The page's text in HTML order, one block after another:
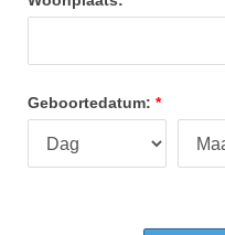
Geboortedatum: